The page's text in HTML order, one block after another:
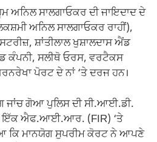
ਸਾਲਗਾਓਕਰ ਦੀ ਜਾਇਦਾਦ ਦੇ
ਅਨਿਲ ਸਾਲਗਾਓਕਰ ਰਾਹੀਂ),
ਸ਼ਾਂਤੀਲਾਲ ਖੁਸ਼ਾਲਦਾਸ ਐਂਡ
ਕੰਪਨੀ, ਸਲੀਥੋ ਓਰਸ, ਵਰਟੈਕਸ
ਪੋਰਟ ਦੇ ਨਾਂ ‘ਤੇ ਦਰਜ ਹਨ।
ਜਾਂਚ ਗੋਆ ਪੁਲਿਸ ਦੀ ਸੀ.ਆਈ.ਡੀ.
ਇੱਕ ਐਫ.ਆਈ.ਆਰ. (FIR) ‘ਤੇ
ਕਿ ਮਾਨਯੋਗ ਸੁਪਰੀਮ ਕੋਰਟ ਨੇ ਆਪਣੇ